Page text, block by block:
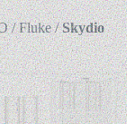
/ Fluke /Skydio